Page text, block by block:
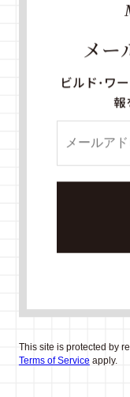
メー
ビルド・ワ
報
This site is protected by
Terms of Service apply.